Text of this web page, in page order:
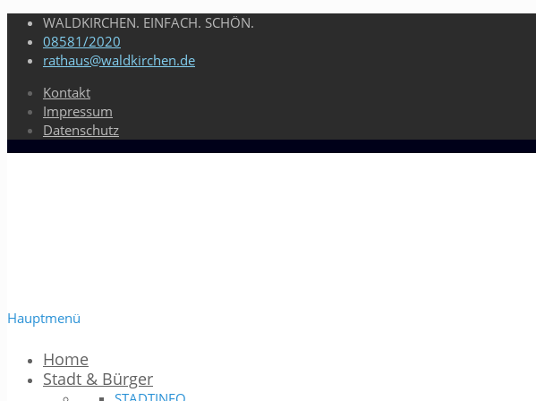
WALDKIRCHEN. EINFACH. SCHÖN.
08581/2020
rathaus@waldkirchen.de
Kontakt
Impressum
Datenschutz
Hauptmenü
Home
Stadt & Bürger